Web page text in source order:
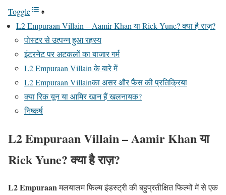
Toggle
L2 Empuraan Villain – Aamir Khan या Rick Yune? क्या है राज़?
पोस्टर से उत्पन्न हुआ रहस्य
इंटरनेट पर अटकलों का बाजार गर्म
L2 Empuraan Villain के बारे में
L2 Empuraan Villainका असर और फैंस की प्रतिक्रिया
क्या रिक यून या आमिर खान हैं खलनायक?
निष्कर्ष
L2 Empuraan Villain – Aamir Khan या
Rick Yune? क्या है राज़?
L2 Empuraanमलयालम फिल्म इंडस्ट्री की बहुप्रतीक्षित फिल्मों में से एक